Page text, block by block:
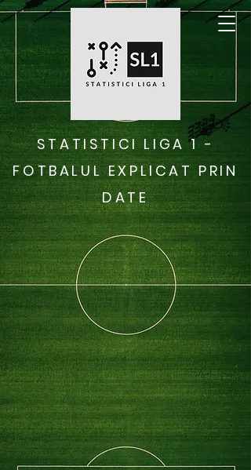
STATISTICI LIGA 1 -
FOTBALUL EXPLICAT PRIN
DATE